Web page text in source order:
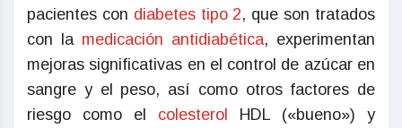
pacientes con diabetes tipo 2, que son tratados
con la medicación antidiabética, experimentan
mejoras significativas en el control de azúcar en
sangre y el peso, así como otros factores de
riesgo como el colesterol HDL («bueno») y